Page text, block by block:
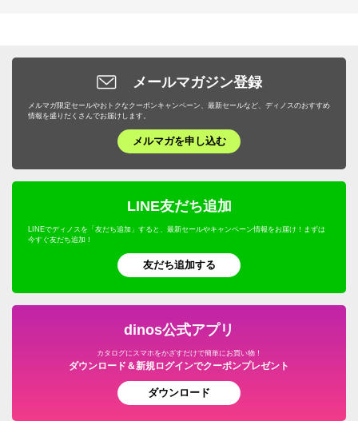
メールマガジン登録
メルマガ限定セールやおトクなクーポンキャンペーン、最新セールなど、ディノスのおすすめ
情報を盛りだくさんでお届けします。
メルマガを申し込む
LINE友だち追加
LINEでディノスを「友だち追加」すると、最新セールやキャンペーン情報をお届け！まずは
今すぐ友だち追加！
友だち追加する
dinos公式アプリ
カタログにスマホをかざすだけで簡単にお買い物！
ダウンロード＆新規ログインでクーポンプレゼント
ダウンロード